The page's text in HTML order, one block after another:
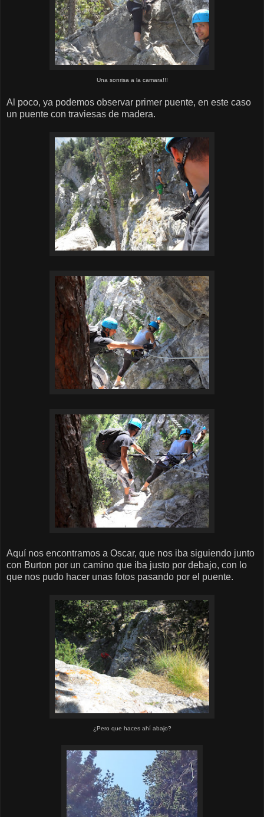
Una sonrisa a la camara!!!
Al poco, ya podemos observar primer puente, en este caso
un puente con traviesas de madera.
Aquí nos encontramos a Oscar, que nos iba siguiendo junto
con Burton por un camino que iba justo por debajo, con lo
que nos pudo hacer unas fotos pasando por el puente.
¿Pero que haces ahí abajo?